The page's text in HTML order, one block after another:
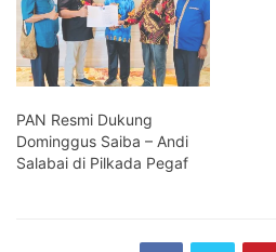
PAN Resmi Dukung
Dominggus Saiba – Andi
Salabai di Pilkada Pegaf